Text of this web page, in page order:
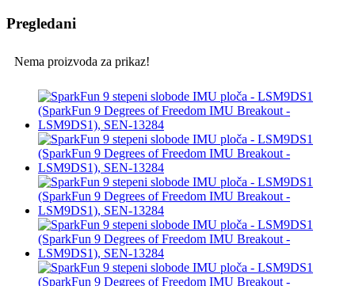
Pregledani
Nema proizvoda za prikaz!